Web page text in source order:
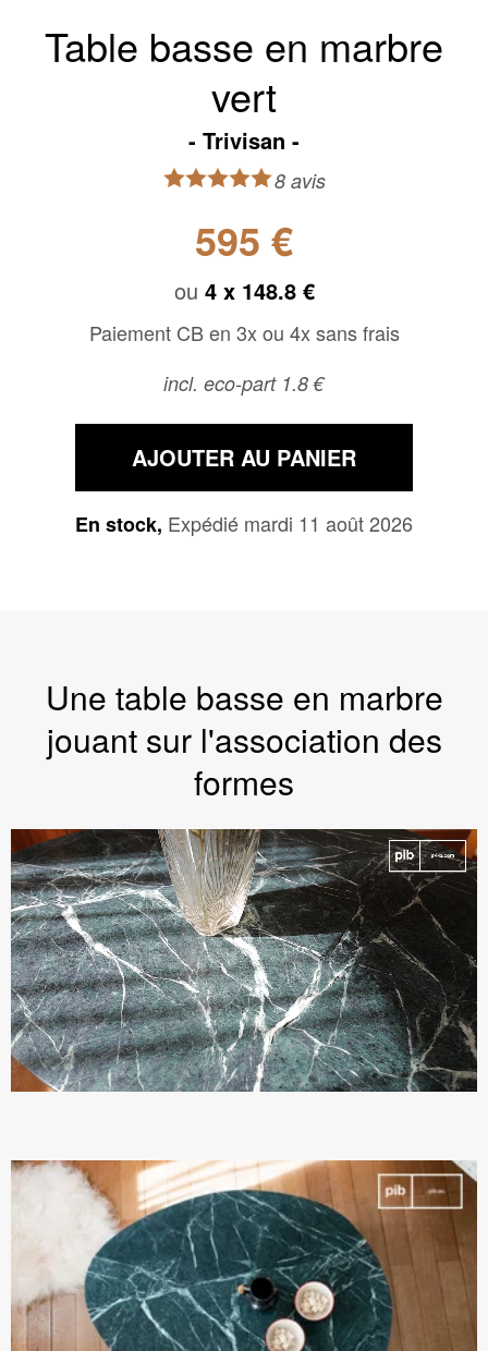
Table basse en marbre
vert
Trivisan
8 avis
595 €
ou 4 x 148.8 €
Paiement CB en 3x ou 4x sans frais
incl. eco-part 1.8 €
AJOUTER AU PANIER
En stock, Expédié mardi 11 août 2026
Une table basse en marbre
jouant sur l'association des
formes